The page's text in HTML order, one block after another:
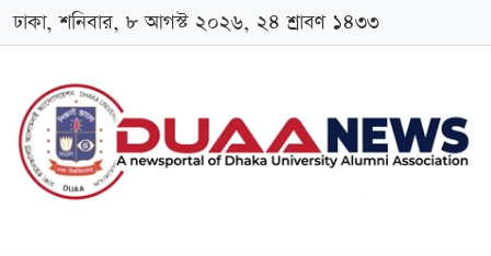
ঢাকা, শনিবার, ৮ আগস্ট ২০২৬, ২৪ শ্রাবণ ১৪৩৩